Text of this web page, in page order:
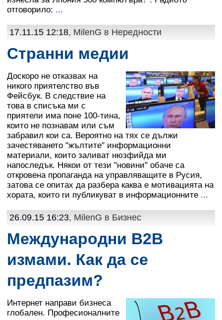
отговорило: ...
17.11.15 12:18, MilenG в Нередности
Странни медии
Доскоро не отказвах на
никого приятелство във
Фейсбук. В следствие на
това в списъка ми с
приятели има поне 100-тина,
които не познавам или съм
забравил кои са. Вероятно на тях се дължи
зачестяването "жълтите" информационни
материали, които заливат нюзфийда ми
напоследък. Някои от тези "новини" обаче са
откровена пропаганда на управляващите в Русия,
затова се опитах да разбера каква е мотивацията на
хората, които ги публикуват в информационните ...
26.09.15 16:23, MilenG в Бизнес
Международни B2B
измами. Как да се
прeдпазим?
Интернет направи бизнеса
глобален. Професионалните